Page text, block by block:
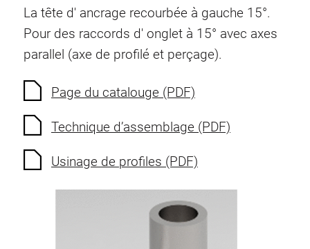
Coulisseaux doubles légers
Ecrous à ressort
Sécurités de torsion
Éléments de Raccordements de fond
Éléments plastiques
Conduites de câbles
Eléments de surface
Éléments pneumatique
La tête d' ancrage recourbée à gauche 15°.
Pour des raccords d' onglet à 15° avec axes
parallel (axe de profilé et perçage).
Page du catalouge (PDF)
Technique d’assemblage (PDF)
Usinage de profiles (PDF)